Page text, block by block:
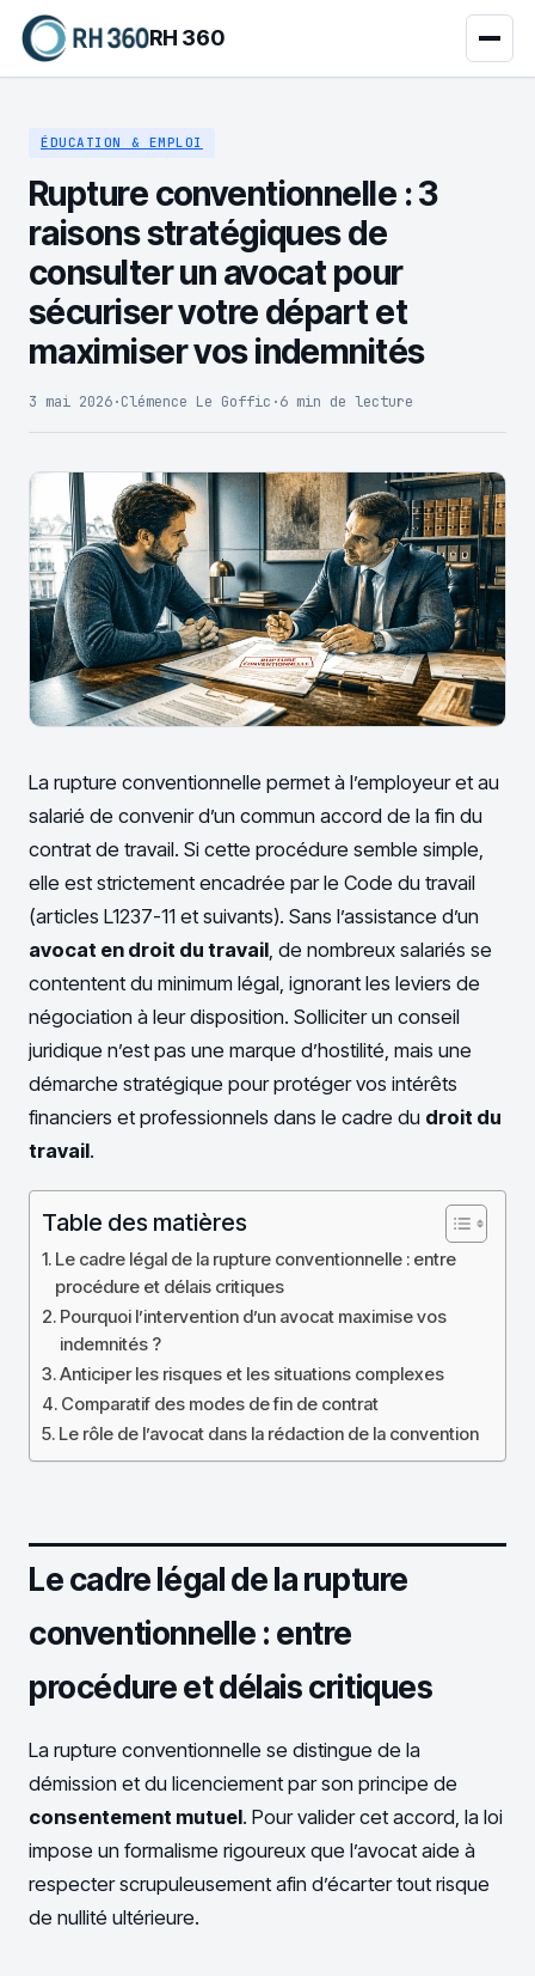
RH 360
ÉDUCATION & EMPLOI
Rupture conventionnelle : 3
raisons stratégiques de
consulter un avocat pour
sécuriser votre départ et
maximiser vos indemnités
3 mai 2026·Clémence Le Goffic ·6 min de lecture
La rupture conventionnelle permet à l’employeur et au
salarié de convenir d’un commun accord de la fin du
contrat de travail. Si cette procédure semble simple,
elle est strictement encadrée par le Code du travail
(articles L1237-11 et suivants). Sans l’assistance d’un
avocat en droit du travail, de nombreux salariés se
contentent du minimum légal, ignorant les leviers de
négociation à leur disposition. Solliciter un conseil
juridique n’est pas une marque d’hostilité, mais une
démarche stratégique pour protéger vos intérêts
financiers et professionnels dans le cadre du droit du
travail.
Table des matières
Le cadre légal de la rupture conventionnelle : entre
procédure et délais critiques
Pourquoi l’intervention d’un avocat maximise vos
indemnités ?
Anticiper les risques et les situations complexes
Comparatif des modes de fin de contrat
Le rôle de l’avocat dans la rédaction de la convention
Le cadre légal de la rupture
conventionnelle : entre
procédure et délais critiques
La rupture conventionnelle se distingue de la
démission et du licenciement par son principe de
consentement mutuel. Pour valider cet accord, la loi
impose un formalisme rigoureux que l’avocat aide à
respecter scrupuleusement afin d’écarter tout risque
de nullité ultérieure.